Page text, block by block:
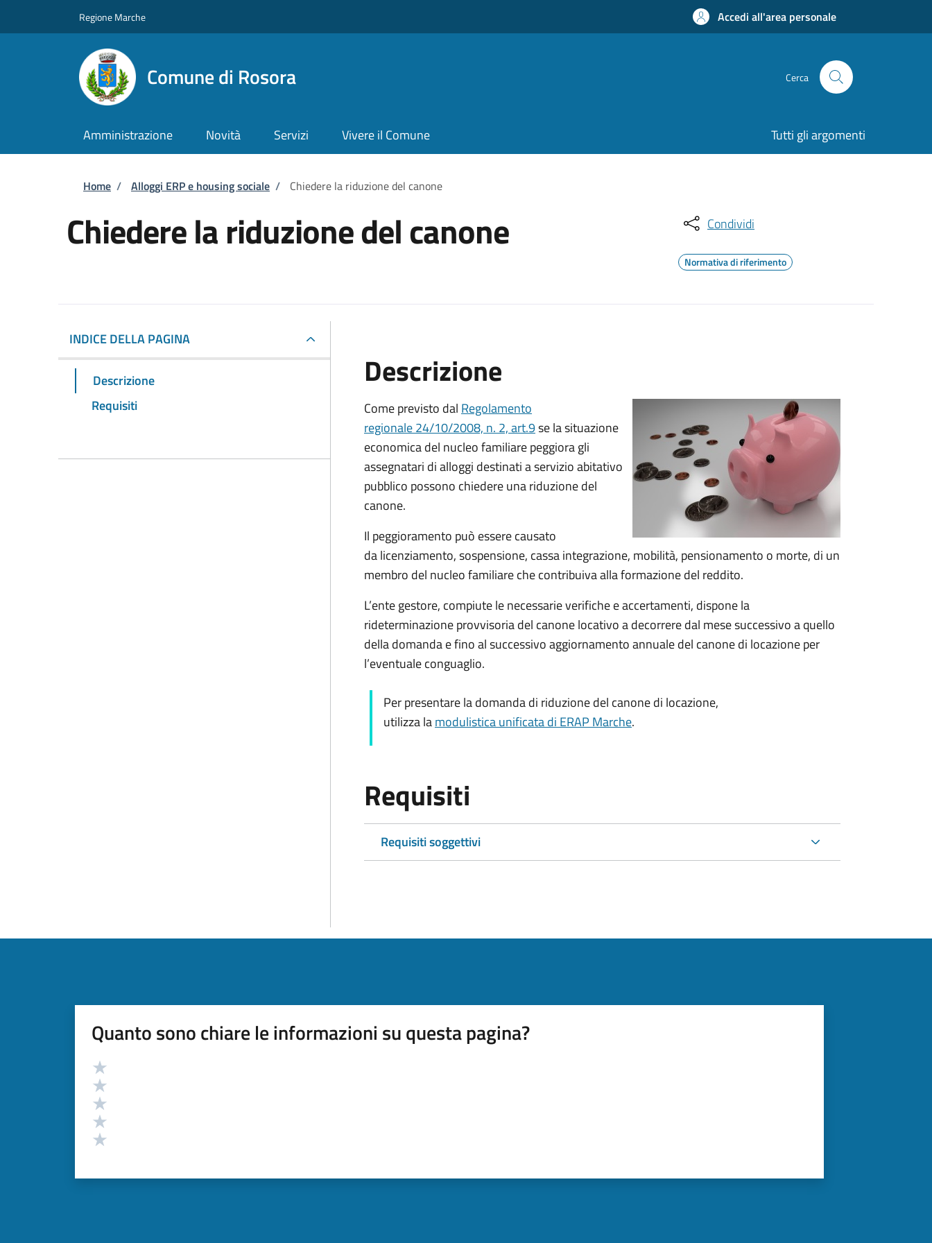
Regione Marche Accedi all'area personale
Comune di Rosora Cerca
Amministrazione Novità Servizi Vivere il Comune Tutti gli argomenti
Briciole di pane
Home / Alloggi ERP e housing sociale / Chiedere la riduzione del canone
Chiedere la riduzione del canone Condividi
Normativa di riferimento
INDICE DELLA PAGINA
Descrizione
Requisiti
Descrizione
Come previsto dal Regolamento
regionale 24/10/2008, n. 2, art.9se la situazione
economica del nucleo familiare peggiora gli
assegnatari di alloggi destinati a servizio abitativo
pubblico possono chiedere una riduzione del
canone.
Il peggioramento può essere causato
da licenziamento, sospensione, cassa integrazione, mobilità, pensionamento o morte, di un
membro del nucleo familiare che contribuiva alla formazione del reddito.
L’ente gestore, compiute le necessarie verifiche e accertamenti, dispone la
rideterminazione provvisoria del canone locativo a decorrere dal mese successivo a quello
della domanda e fino al successivo aggiornamento annuale del canone di locazione per
l’eventuale conguaglio.
Per presentare la domanda di riduzione del canone di locazione,
utilizza lamodulistica unificata di ERAP Marche.
Requisiti
Requisiti soggettivi
Quanto sono chiare le informazioni su questa pagina?
Valutazione